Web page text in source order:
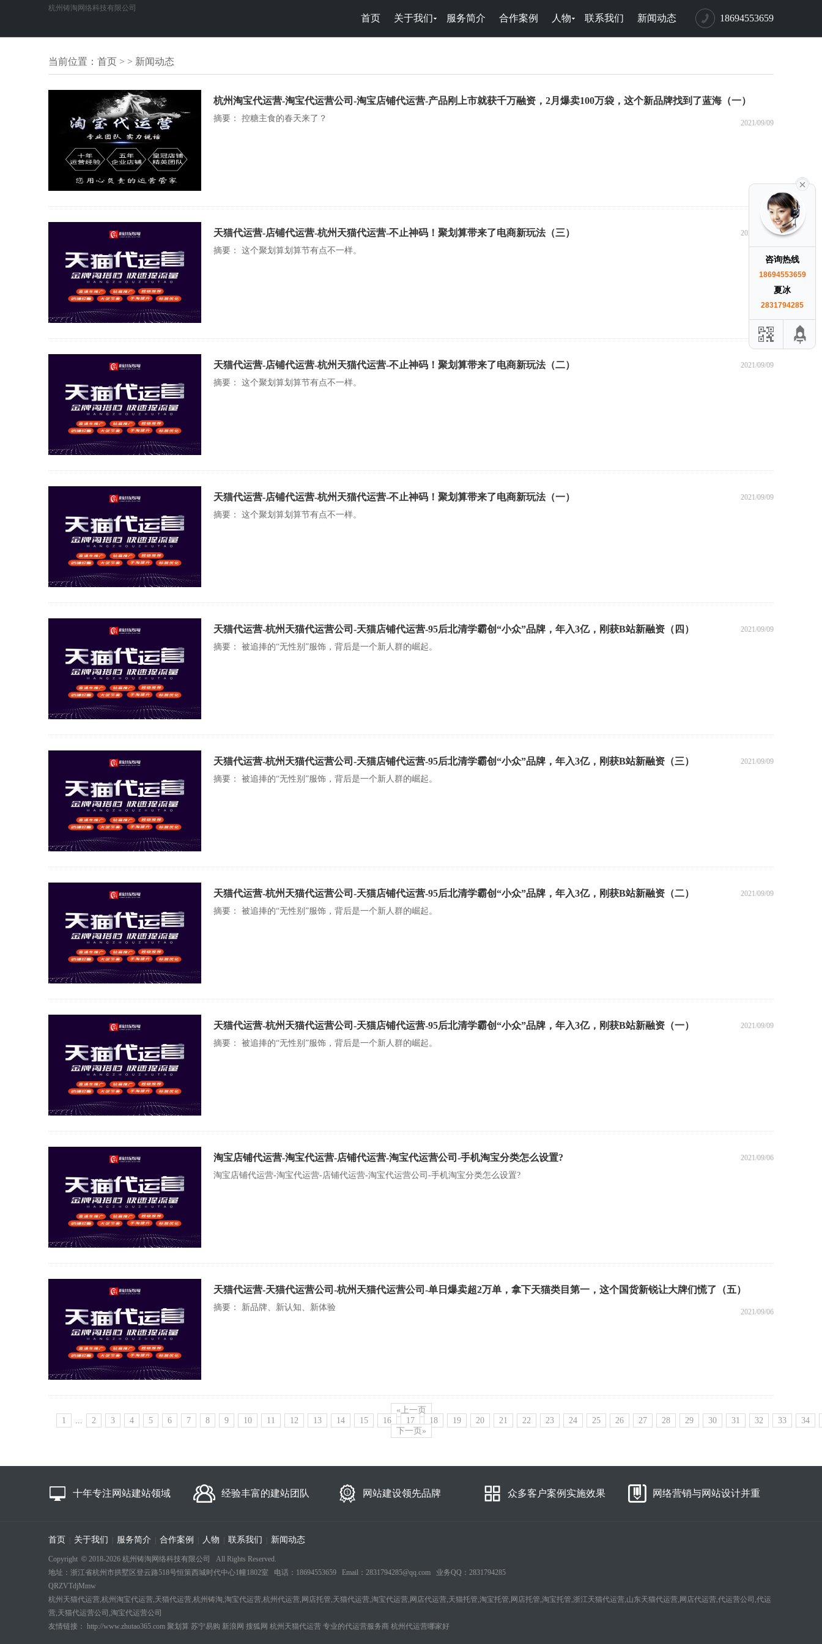
杭州铸淘网络科技有限公司
18694553659
首页 关于我们 服务简介 合作案例 人物 联系我们 新闻动态
当前位置： 首页 > > 新闻动态
杭州淘宝代运营-淘宝代运营公司-淘宝店铺代运营-产品刚上市就获千万融资，2月爆卖100万袋，这个新品牌找到了蓝海（一）
2021/09/09
摘要： 控糖主食的春天来了？
天猫代运营-店铺代运营-杭州天猫代运营-不止神码！聚划算带来了电商新玩法（三） 2021/09/09
摘要： 这个聚划算划算节有点不一样。
天猫代运营-店铺代运营-杭州天猫代运营-不止神码！聚划算带来了电商新玩法（二） 2021/09/09
摘要： 这个聚划算划算节有点不一样。
天猫代运营-店铺代运营-杭州天猫代运营-不止神码！聚划算带来了电商新玩法（一） 2021/09/09
摘要： 这个聚划算划算节有点不一样。
天猫代运营-杭州天猫代运营公司-天猫店铺代运营-95后北清学霸创“小众”品牌，年入3亿，刚获B站新融资（四） 2021/09/09
摘要： 被追捧的“无性别”服饰，背后是一个新人群的崛起。
天猫代运营-杭州天猫代运营公司-天猫店铺代运营-95后北清学霸创“小众”品牌，年入3亿，刚获B站新融资（三） 2021/09/09
摘要： 被追捧的“无性别”服饰，背后是一个新人群的崛起。
天猫代运营-杭州天猫代运营公司-天猫店铺代运营-95后北清学霸创“小众”品牌，年入3亿，刚获B站新融资（二） 2021/09/09
摘要： 被追捧的“无性别”服饰，背后是一个新人群的崛起。
天猫代运营-杭州天猫代运营公司-天猫店铺代运营-95后北清学霸创“小众”品牌，年入3亿，刚获B站新融资（一） 2021/09/09
摘要： 被追捧的“无性别”服饰，背后是一个新人群的崛起。
淘宝店铺代运营-淘宝代运营-店铺代运营-淘宝代运营公司-手机淘宝分类怎么设置? 2021/09/06
淘宝店铺代运营-淘宝代运营-店铺代运营-淘宝代运营公司-手机淘宝分类怎么设置?
天猫代运营-天猫代运营公司-杭州天猫代运营公司-单日爆卖超2万单，拿下天猫类目第一，这个国货新锐让大牌们慌了（五）
2021/09/06
摘要： 新品牌、新认知、新体验
«上一页
1
... 2 3 4 5 6 7 8 9 10 11 12 13 14 15 16 17 18 19 20 21 22 23 24 25 26 27 28 29 30 31 32 33
34
下一页»
十年专注网站建站领域 经验丰富的建站团队 网站建设领先品牌 众多客户案例实施效果 网络营销与网站设计并重
首页 关于我们 服务简介 合作案例 人物 联系我们 新闻动态
Copyright © 2018-2026 杭州铸淘网络科技有限公司 All Rights Reserved.
地址：浙江省杭州市拱墅区登云路518号恒策西城时代中心1幢1802室 电话：18694553659 Email：2831794285@qq.com 业务QQ：2831794285
QRZVTdjMmw
杭州天猫代运营,杭州淘宝代运营,天猫代运营,杭州铸淘,淘宝代运营,杭州代运营,网店托管,天猫代运营,淘宝代运营,网店代运营,天猫托管,淘宝托管,网店托管,淘宝托管,浙江天猫代运营,山东天猫代运营,网店代运营,代运营公司,代运
营,天猫代运营公司,淘宝代运营公司
友情链接： http://www.zhutao365.com 聚划算 苏宁易购 新浪网 搜狐网 杭州天猫代运营 专业的代运营服务商 杭州代运营哪家好
咨询热线
18694553659
夏冰
2831794285